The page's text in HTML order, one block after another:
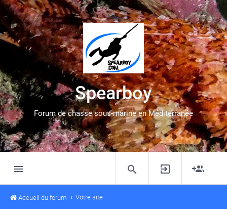
Spearboy
Forum de chasse sous-marine en Méditerranée
Accueil du forum Votre site